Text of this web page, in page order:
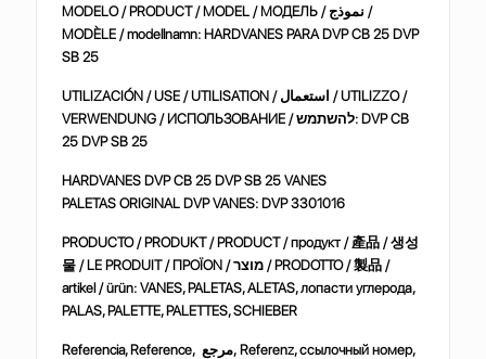
MODELO / PRODUCT / MODEL / МОДЕЛЬ / نموذج /
MODÈLE / modellnamn: HARDVANES PARA DVP CB 25 DVP
SB 25
UTILIZACIÓN / USE / UTILISATION / استعمال / UTILIZZO /
VERWENDUNG / ИСПОЛЬЗОВАНИЕ / להשתמש: DVP CB
25 DVP SB 25
HARDVANES DVP CB 25 DVP SB 25 VANES
PALETAS ORIGINAL DVP VANES: DVP 3301016
PRODUCTO / PRODUKT / PRODUCT / продукт / 產品 /생성
물
/ LE PRODUIT / ΠΡΟΪΟΝ / מוצר / PRODOTTO /製品 /
artikel / ürün: VANES, PALETAS, ALETAS, лопасти углерода,
PALAS, PALETTE, PALETTES, SCHIEBER
Referencia, Reference, مرجع, Referenz, ссылочный номер,